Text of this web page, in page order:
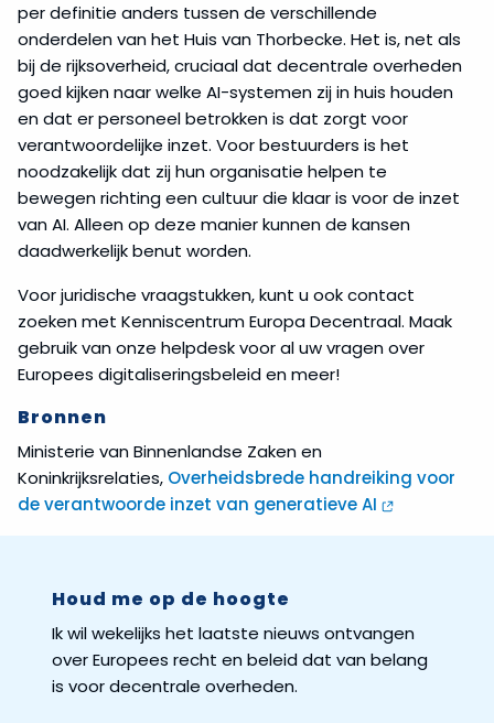
per definitie anders tussen de verschillende
onderdelen van het Huis van Thorbecke. Het is, net als
bij de rijksoverheid, cruciaal dat decentrale overheden
goed kijken naar welke AI-systemen zij in huis houden
en dat er personeel betrokken is dat zorgt voor
verantwoordelijke inzet. Voor bestuurders is het
noodzakelijk dat zij hun organisatie helpen te
bewegen richting een cultuur die klaar is voor de inzet
van AI. Alleen op deze manier kunnen de kansen
daadwerkelijk benut worden.
Voor juridische vraagstukken, kunt u ook contact
zoeken met Kenniscentrum Europa Decentraal. Maak
gebruik van onze helpdesk voor al uw vragen over
Europees digitaliseringsbeleid en meer!
Bronnen
Ministerie van Binnenlandse Zaken en
Koninkrijksrelaties, Overheidsbrede handreiking voor
de verantwoorde inzet van generatieve AI
Houd me op de hoogte
Ik wil wekelijks het laatste nieuws ontvangen
over Europees recht en beleid dat van belang
is voor decentrale overheden.